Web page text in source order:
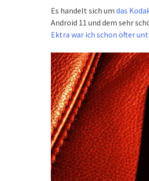
Es handelt sich um das
Android 11 und dem sehr
Ektra war ich schon öfter